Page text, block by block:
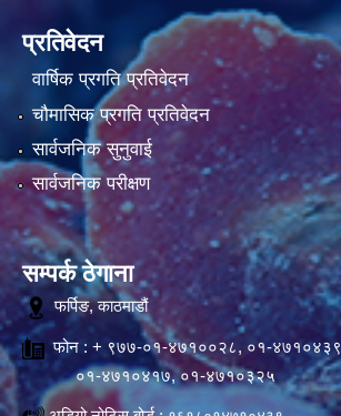
प्रतिवेदन
वार्षिक प्रगति प्रतिवेदन
चौमासिक प्रगति प्रतिवेदन
सार्वजनिक सुनुवाई
सार्वजनिक परीक्षण
सम्पर्क ठेगाना
फर्पिङ, काठमाडौं
फोन : + ९७७-०१-४७१००२८, ०१-४७१०४३९
०१-४७१०४१७, ०१-४७१०३२५